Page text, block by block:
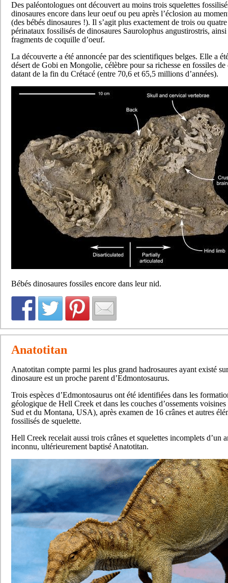
Des paléontologues ont découvert au moins trois squelettes
dinosaures encore dans leur oeuf ou peu après l’éclosion au
(des bébés dinosaures !). Il s’agit plus exactement de trois ou
périnataux fossilisés de dinosaures Saurolophus angustirostris,
fragments de coquille d’oeuf.
La découverte a été annoncée par des scientifiques belges. Elle a
désert de Gobi en Mongolie, célèbre pour sa richesse en fossiles de
datant de la fin du Crétacé (entre 70,6 et 65,5 millions d’années).
Bébés dinosaures fossiles encore dans leur nid.
Anatotitan
Anatotitan compte parmi les plus grand hadrosaures ayant existé
dinosaure est un proche parent d’Edmontosaurus.
Trois espèces d’Edmontosaurus ont été identifiées dans les
géologique de Hell Creek et dans les couches d’ossements
Sud et du Montana, USA), après examen de 16 crânes et autres
fossilisés de squelette.
Hell Creek recelait aussi trois crânes et squelettes incomplets d’un
inconnu, ultérieurement baptisé Anatotitan.